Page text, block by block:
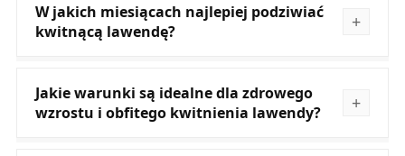
W jakich miesiącach najlepiej podziwiać
kwitnącą lawendę?
Jakie warunki są idealne dla zdrowego
wzrostu i obfitego kwitnienia lawendy?